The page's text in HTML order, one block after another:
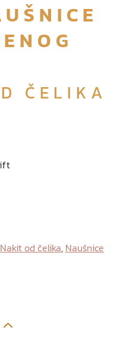
ČELIKA
Nakit od čelika, Naušnice